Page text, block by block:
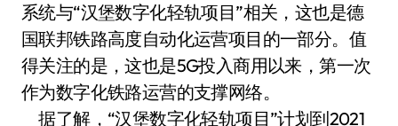
系统与“汉堡数字化轻轨项目”相关，这也是德
国联邦铁路高度自动化运营项目的一部分。值
得关注的是，这也是5G投入商用以来，第一次
作为数字化铁路运营的支撑网络。
据了解，“汉堡数字化轻轨项目”计划到2021